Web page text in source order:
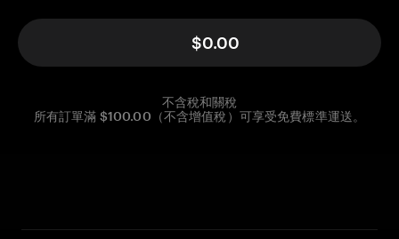
$0.00
不含稅和關稅
所有訂單滿 $100.00（不含增值稅）可享受免費標準運送。